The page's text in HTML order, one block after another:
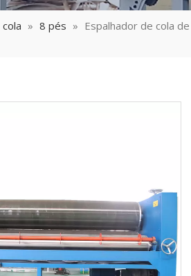
» 8 pés » Espalhador de cola